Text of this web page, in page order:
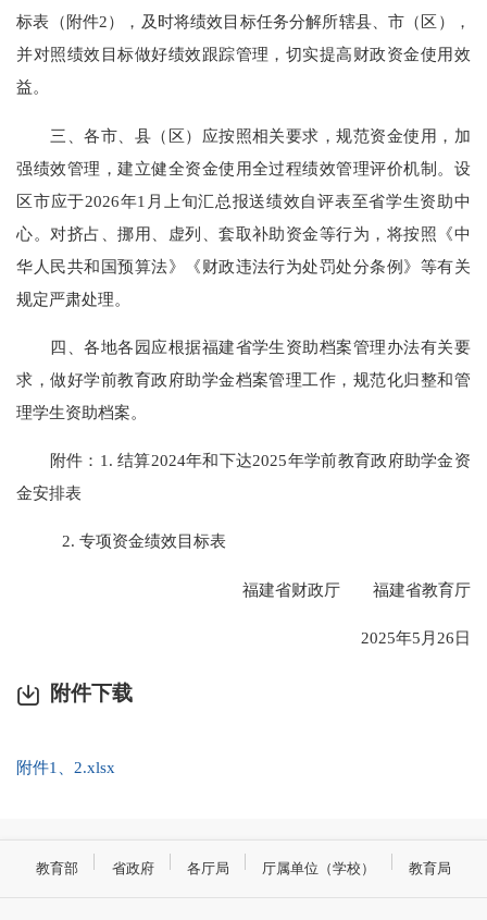
标表（附件2），及时将绩效目标任务分解所辖县、市（区），
并对照绩效目标做好绩效跟踪管理，切实提高财政资金使用效
益。
三、各市、县（区）应按照相关要求，规范资金使用，加
强绩效管理，建立健全资金使用全过程绩效管理评价机制。设
区市应于2026年1月上旬汇总报送绩效自评表至省学生资助中
心。对挤占、挪用、虚列、套取补助资金等行为，将按照《中
华人民共和国预算法》《财政违法行为处罚处分条例》等有关
规定严肃处理。
四、各地各园应根据福建省学生资助档案管理办法有关要
求，做好学前教育政府助学金档案管理工作，规范化归整和管
理学生资助档案。
附件：1. 结算2024年和下达2025年学前教育政府助学金资
金安排表
2. 专项资金绩效目标表
福建省财政厅 福建省教育厅
2025年5月26日
附件下载
附件1、2.xlsx
教育部 省政府 各厅局 厅属单位（学校） 教育局